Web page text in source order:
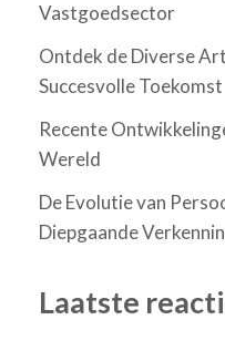
Vastgoedsector
Ontdek de Diverse
Succesvolle Toekomst
Recente
Wereld
De Evolutie van
Diepgaande
Laatste